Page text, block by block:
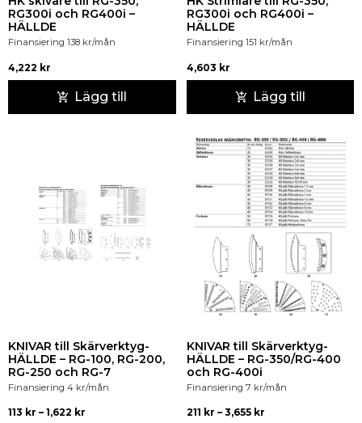
RG300i och RG400i –
HÄLLDE
Finansiering 138 kr/mån
4,222 kr
Lägg till
RG300i och RG400i –
HÄLLDE
Finansiering 151 kr/mån
4,603 kr
Lägg till
KNIVAR till Skärverktyg-
HÄLLDE – RG-100, RG-200,
RG-250 och RG-7
Finansiering 4 kr/mån
113 kr – 1,622 kr
KNIVAR till Skärverktyg-
HÄLLDE – RG-350/RG-400
och RG-400i
Finansiering 7 kr/mån
211 kr – 3,655 kr